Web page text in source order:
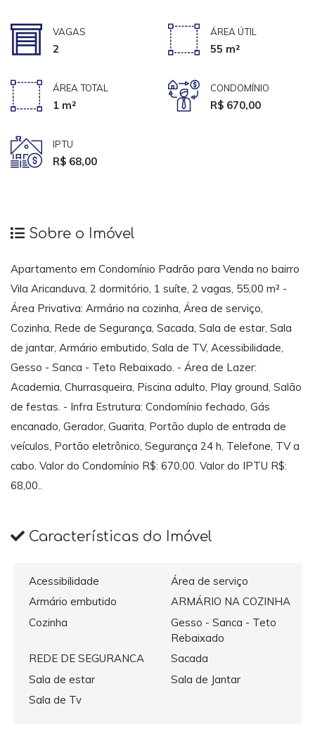
VAGAS
2
ÁREA ÚTIL
55 m²
ÁREA TOTAL
1 m²
CONDOMÍNIO
R$ 670,00
IPTU
R$ 68,00
Sobre o Imóvel
Apartamento em Condomínio Padrão para Venda no bairro
Vila Aricanduva, 2 dormitório, 1 suíte, 2 vagas, 55,00 m² -
Área Privativa: Armário na cozinha, Área de serviço,
Cozinha, Rede de Segurança, Sacada, Sala de estar, Sala
de jantar, Armário embutido, Sala de TV, Acessibilidade,
Gesso - Sanca - Teto Rebaixado. - Área de Lazer:
Academia, Churrasqueira, Piscina adulto, Play ground, Salão
de festas. - Infra Estrutura: Condomínio fechado, Gás
encanado, Gerador, Guarita, Portão duplo de entrada de
veículos, Portão eletrônico, Segurança 24 h, Telefone, TV a
cabo. Valor do Condomínio R$: 670,00. Valor do IPTU R$:
68,00..
Características do Imóvel
Acessibilidade
Área de serviço
Armário embutido
ARMÁRIO NA COZINHA
Cozinha
Gesso - Sanca - Teto
Rebaixado
REDE DE SEGURANCA
Sacada
Sala de estar
Sala de Jantar
Sala de Tv